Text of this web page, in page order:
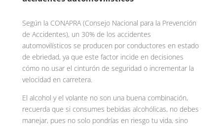
Según la CONAPRA (Consejo Nacional para la Prevención
de Accidentes), un 30% de los accidentes
automovilísticos se producen por conductores en estado
de ebriedad, ya que este factor incide en decisiones
cómo no usar el cinturón de seguridad o incrementar la
velocidad en carretera.
El alcohol y el volante no son una buena combinación,
recuerda que si consumes bebidas alcohólicas, no debes
manejar, pues no solo pondrías en riesgo tu vida, sino